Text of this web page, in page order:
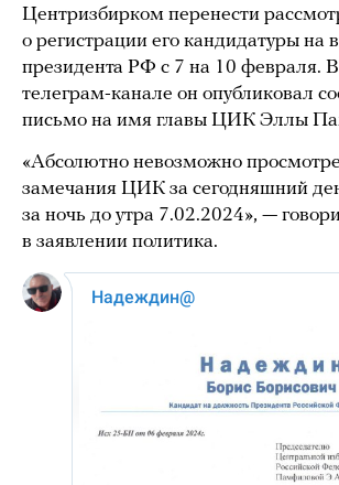
Центризбирком перенести
о регистрации его кандидатуры на
президента РФ с 7 на 10 февраля.
телеграм-канале он опубликовал
письмо на имя главы ЦИК Эллы
«Абсолютно невозможно
замечания ЦИК за сегодняшний
за ночь до утра 7.02.2024», —
в заявлении политика.